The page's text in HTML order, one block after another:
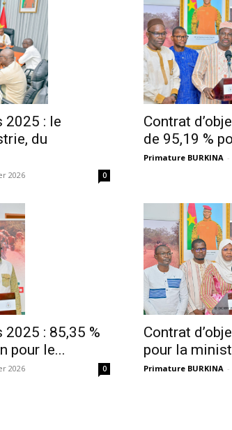
2025 : le
du
2026 0
Contrat
de 95,19 %
Primature BURKINA -
2025 : 85,35 %
pour le...
2026 0
Contrat
pour la
Primature BURKINA -